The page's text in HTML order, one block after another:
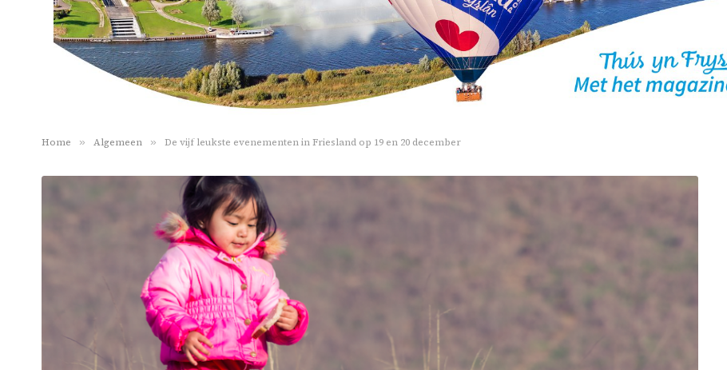
Home » Algemeen » De vijf leukste evenementen in Friesland op 19 en 20 december